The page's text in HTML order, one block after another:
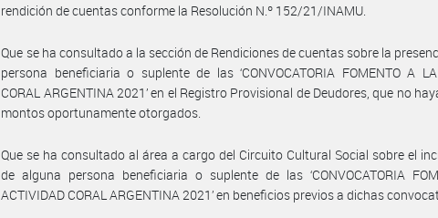
rendición de cuentas conforme la Resolución N.º 152/21/INAMU.
Que se ha consultado a la sección de Rendiciones de cuentas sobre la
persona beneficiaria o suplente de las ‘CONVOCATORIA FOMENTO A
CORAL ARGENTINA 2021’ en el Registro Provisional de Deudores, que no
montos oportunamente otorgados.
Que se ha consultado al área a cargo del Circuito Cultural Social sobre el
de alguna persona beneficiaria o suplente de las ‘CONVOCATORIA
ACTIVIDAD CORAL ARGENTINA 2021’ en beneficios previos a dichas